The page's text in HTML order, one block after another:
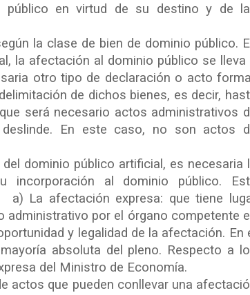
público en virtud de su destino y de
la clase de bien de dominio público.
la afectación al dominio público se lleva
otro tipo de declaración o acto
de dichos bienes, es decir,
será necesario actos administrativos
En este caso, no son actos
dominio público artificial, es necesaria
incorporación al dominio público.
La afectación expresa: que tiene
administrativo por el órgano competente
y legalidad de la afectación. En
absoluta del pleno. Respecto a
del Ministro de Economía.
actos que pueden conllevar una